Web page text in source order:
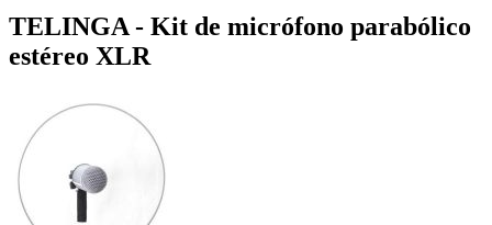
TELINGA - Kit de micrófono parabólico
estéreo XLR